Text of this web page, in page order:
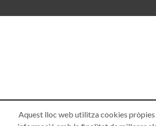
Aquest lloc web utilitza cookies